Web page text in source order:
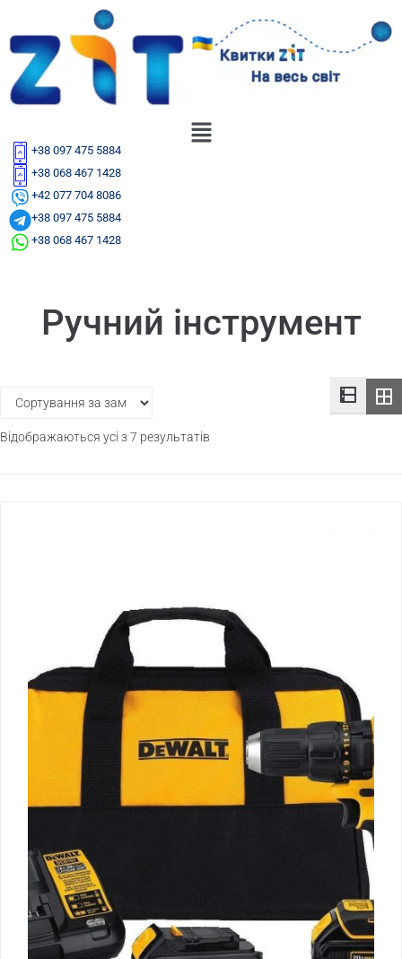
+38 097 475 5884
+38 068 467 1428
+42 077 704 8086
+38 097 475 5884
+38 068 467 1428
Ручний інструмент
Відображаються усі з 7 результатів